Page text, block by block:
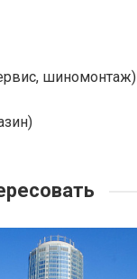
шиномонтаж)